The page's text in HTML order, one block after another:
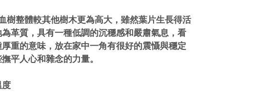
樹整體較其他樹木更為高大，雖然葉片生長得活
革質，具有一種低調的沉穩感和嚴肅氣息，看
重的意味，放在家中一角有很好的震懾與穩定
平人心和雜念的力量。